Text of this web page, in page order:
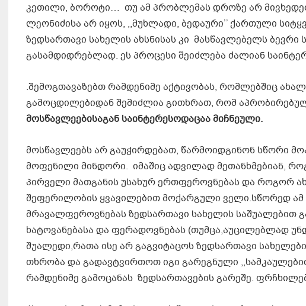
კეთილი, ბოროტი… თუ ამ პრობლემას დროზე არ მივხედეთ
ლეონიძისა არ იყოს, ,,მუხლადი, ბედაური’’ ქართული
ზედსართავი სახელის ახსნისას კი მასწავლებელს
გასამდიდრებლად. ეს პროცესი შეიძლება ძალიან
.შემოგთავაზებთ რამდენიმე აქტივობას, რომლებშიც
გამოცდილებიდან შემიძლია გითხრათ, რომ
მოსწავლეებისაგან საინტერესოდაცაა მიჩნეული.
მოსწავლეებს არ გაუჭირდებათ, წარმოიდგინონ სწორი
მოფენილი მინდორი. იმაშიც ადვილად მეთანხმებიან,
პირველი მათგანის უსახურ ერთფეროვნებას და როგორ
შეფერილობის ყვავილებით მოქარგული ველი.სწორედ ამ
მრავალფეროვნებას ზედსართავი სახელის საშუალებით
ხატოვანებასა და ფერადოვნებას (თუმცა,აუცილებლად
შუალედი,რათა ისე არ გაგვიტაცოს ზედსართავი
თხრობა და გადავტვირთოთ იგი გარეგნული
რამდენიმე გამოცანას ზედსართავების გარეშე.